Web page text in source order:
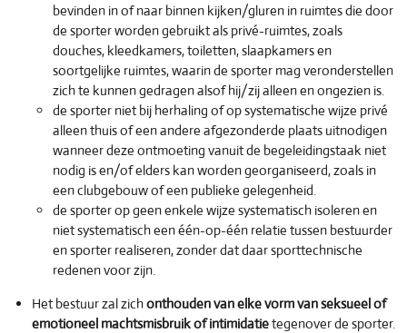
bevinden in of naar binnen kijken/gluren in ruimtes die door
de sporter worden gebruikt als privé-ruimtes, zoals
douches, kleedkamers, toiletten, slaapkamers en
soortgelijke ruimtes, waarin de sporter mag veronderstellen
zich te kunnen gedragen alsof hij/zij alleen en ongezien is.
de sporter niet bij herhaling of op systematische wijze privé
alleen thuis of een andere afgezonderde plaats uitnodigen
wanneer deze ontmoeting vanuit de begeleidingstaak niet
nodig is en/of elders kan worden georganiseerd, zoals in
een clubgebouw of een publieke gelegenheid.
de sporter op geen enkele wijze systematisch isoleren en
niet systematisch een één-op-één relatie tussen bestuurder
en sporter realiseren, zonder dat daar sporttechnische
redenen voor zijn.
Het bestuur zal zichonthouden van elke vorm van seksueel of
emotioneel machtsmisbruik of intimidatietegenover de sporter.